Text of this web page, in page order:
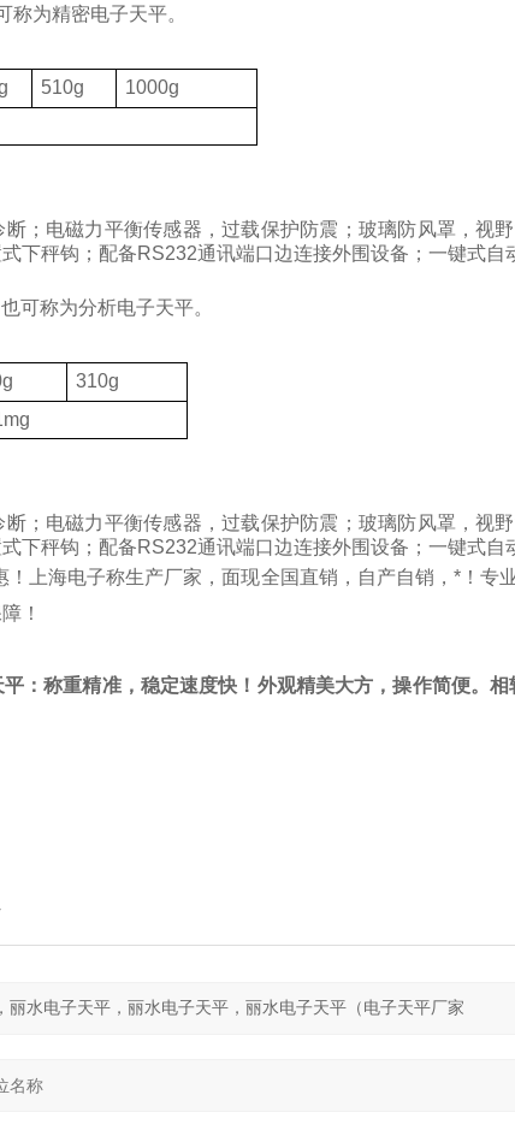
为精密电子天平。
510g
1000g
；电磁力平衡传感器，过载保护防震；玻璃防风罩，视
下秤钩；配备RS232通讯端口边连接外围设备；一键式自
可称为分析电子天平。
310g
；电磁力平衡传感器，过载保护防震；玻璃防风罩，视
下秤钩；配备RS232通讯端口边连接外围设备；一键式自
上海电子称生产厂家，面现全国直销，自产自销，*！专
！
：称重精准，稳定速度快！外观精美大方，操作简便。